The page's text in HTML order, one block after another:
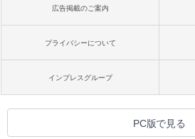
広告掲載のご案内
プライバシーについて
インプレスグループ
PC版で見る